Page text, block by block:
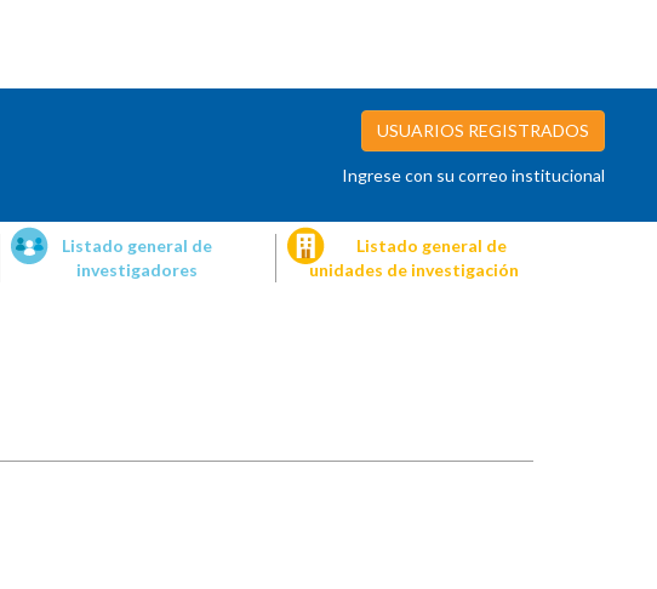
USUARIOS REGISTRADOS
Ingrese con su correo institucional
Listado general de
investigadores
Listado general de
unidades de investigación